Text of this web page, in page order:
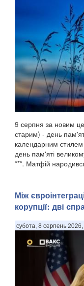
9 серпня за новим
старим) - день
календарним
день пам'яті
***. Матфій
Між
корупції: дві
субота, 8 серпень